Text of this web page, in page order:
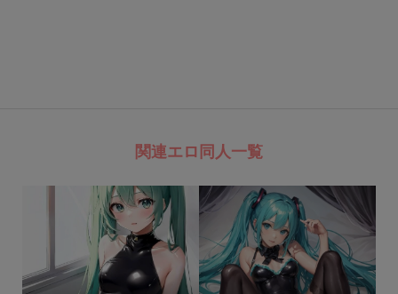
関連エロ同人一覧